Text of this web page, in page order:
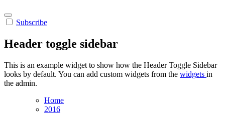
Subscribe
Header toggle sidebar
This is an example widget to show how the Header Toggle Sidebar
looks by default. You can add custom widgets from the widgets in
the admin.
Home
2016